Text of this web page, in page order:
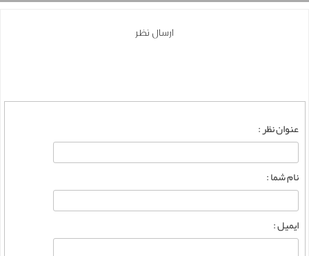
ارسال نظر
عنوان نظر :
نام شما :
ایمیل :